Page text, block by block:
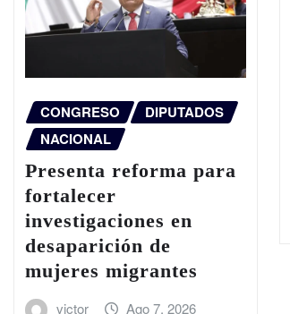
CONGRESO
DIPUTADOS
NACIONAL
Presenta reforma para
fortalecer
investigaciones en
desaparición de
mujeres migrantes
victor Ago 7, 2026